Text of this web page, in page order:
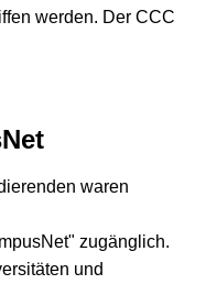
werden. Der CCC
waren
zugänglich.
und